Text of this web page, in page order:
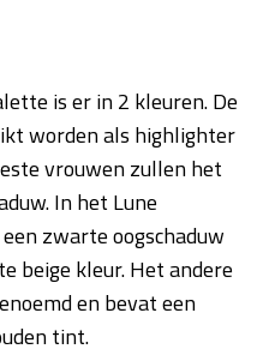
is er in 2 kleuren. De
worden als highlighter
vrouwen zullen het
In het Lune
zwarte oogschaduw
beige kleur. Het andere
en bevat een
tint.